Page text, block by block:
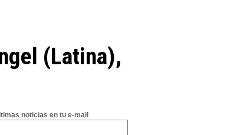
(Latina),
noticias en tu e-mail